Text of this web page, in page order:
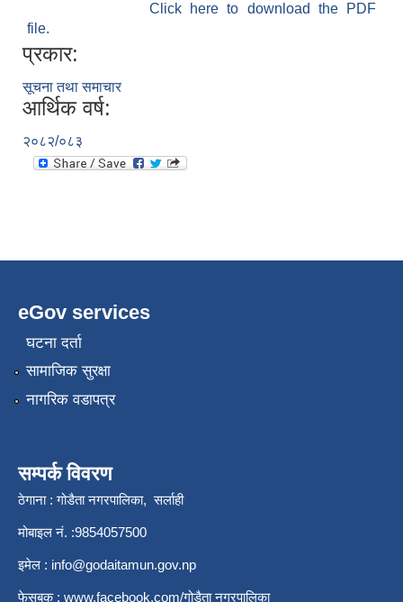
Click here to download the PDF
file.
प्रकार:
सूचना तथा समाचार
आर्थिक वर्ष:
२०८२/०८३
eGov services
घटना दर्ता
सामाजिक सुरक्षा
नागरिक वडापत्र
सम्पर्क विवरण
ठेगाना : गोडैता नगरपालिका, सर्लाही
मोबाइल नं. :9854057500
इमेल : info@godaitamun.gov.np
फेसबुक : www.facebook.com/गोडैता नगरपालिका